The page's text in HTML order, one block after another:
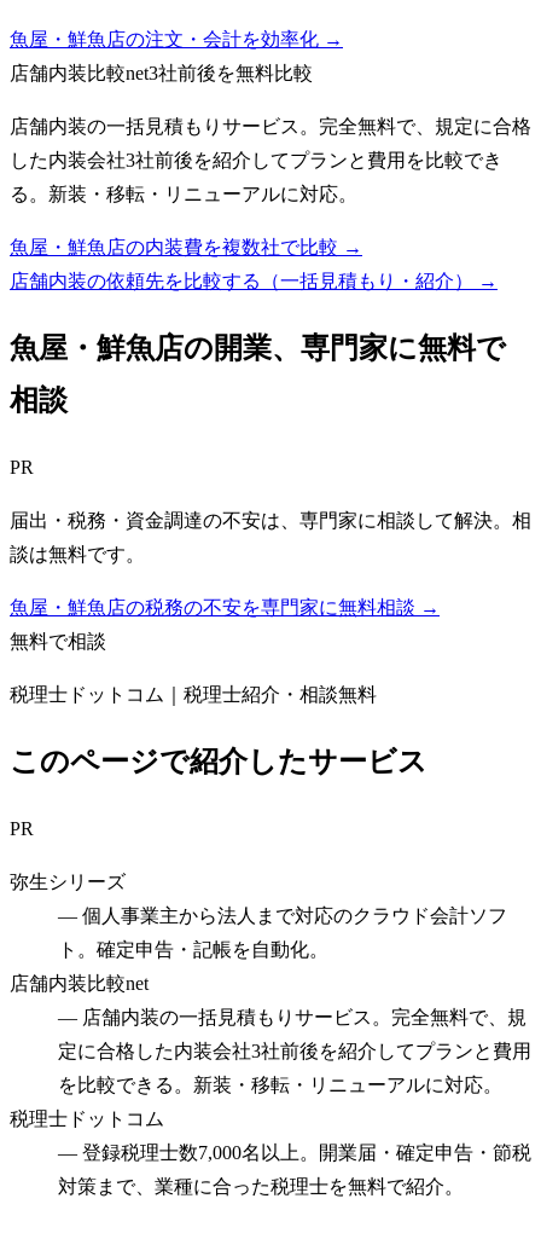
魚屋・鮮魚店の注文・会計を効率化 →
店舗内装比較net3社前後を無料比較
店舗内装の一括見積もりサービス。完全無料で、規定に合格
した内装会社3社前後を紹介してプランと費用を比較でき
る。新装・移転・リニューアルに対応。
魚屋・鮮魚店の内装費を複数社で比較 →
店舗内装の依頼先を比較する（一括見積もり・紹介）
→
魚屋・鮮魚店の開業、専門家に無料で
相談
PR
届出・税務・資金調達の不安は、専門家に相談して解決。相
談は無料です。
魚屋・鮮魚店の税務の不安を専門家に無料相談 →
無料で相談
税理士ドットコム｜税理士紹介・相談無料
このページで紹介したサービス
PR
弥生シリーズ
— 個人事業主から法人まで対応のクラウド会計ソフ
ト。確定申告・記帳を自動化。
店舗内装比較net
— 店舗内装の一括見積もりサービス。完全無料で、規
定に合格した内装会社3社前後を紹介してプランと費用
を比較できる。新装・移転・リニューアルに対応。
税理士ドットコム
— 登録税理士数7,000名以上。開業届・確定申告・節税
対策まで、業種に合った税理士を無料で紹介。